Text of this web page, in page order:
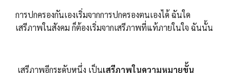
การปกครองกันเองเริ่มจากการปกครองตนเองได้ ฉันใด
เสรีภาพในสังคม ก็ต้องเริ่มจากเสรีภาพที่แท้ภายในใจ ฉันนั้น
เสรีภาพอีกระดับหนึ่ง เป็นเสรีภาพในความหมายขั้น